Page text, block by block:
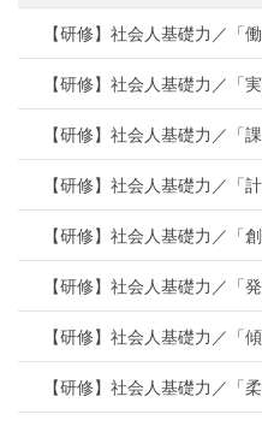
【研修】社会人基礎力／「
【研修】社会人基礎力／「
【研修】社会人基礎力／「
【研修】社会人基礎力／「
【研修】社会人基礎力／「
【研修】社会人基礎力／「
【研修】社会人基礎力／「
【研修】社会人基礎力／「